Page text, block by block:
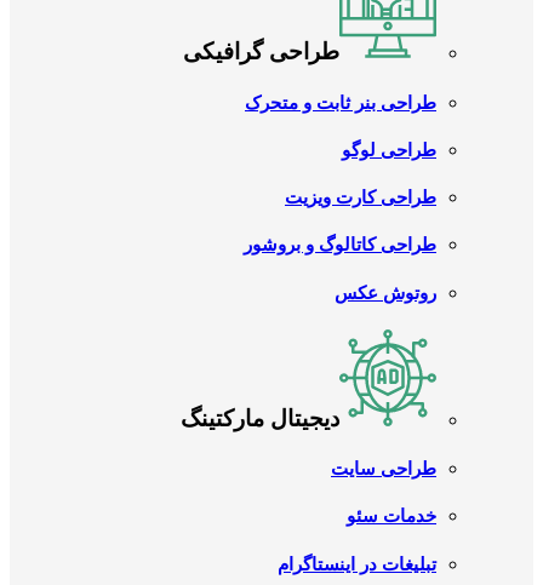
طراحی گرافیکی
طراحی بنر ثابت و متحرک
طراحی لوگو
طراحی کارت ویزیت
طراحی کاتالوگ و بروشور
روتوش عکس
دیجیتال مارکتینگ
طراحی سایت
خدمات سئو
تبلیغات در اینستاگرام